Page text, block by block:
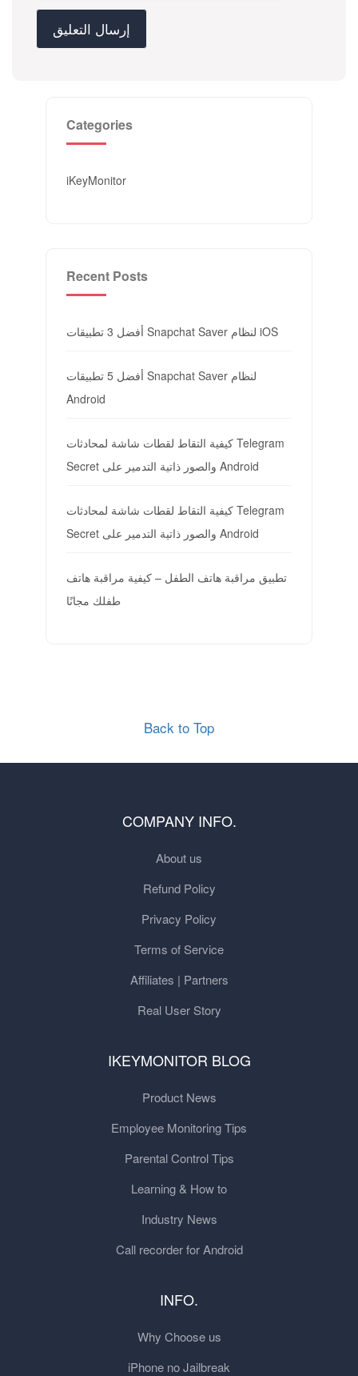
Categories
iKeyMonitor
Recent Posts
أفضل 3 تطبيقات Snapchat Saver لنظام iOS
أفضل 5 تطبيقات Snapchat Saver لنظام
Android
كيفية التقاط لقطات شاشة لمحادثات Telegram
Secret والصور ذاتية التدمير على Android
كيفية التقاط لقطات شاشة لمحادثات Telegram
Secret والصور ذاتية التدمير على Android
تطبيق مراقبة هاتف الطفل – كيفية مراقبة هاتف
طفلك مجانًا
Back to Top
COMPANY INFO.
About us
Refund Policy
Privacy Policy
Terms of Service
Affiliates | Partners
Real User Story
IKEYMONITOR BLOG
Product News
Employee Monitoring Tips
Parental Control Tips
Learning & How to
Industry News
Call recorder for Android
INFO.
Why Choose us
iPhone no Jailbreak